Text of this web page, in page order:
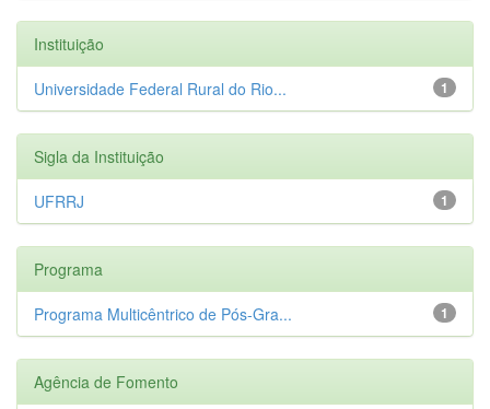
Instituição
1
Universidade Federal Rural do Rio...
Sigla da Instituição
1
UFRRJ
Programa
1
Programa Multicêntrico de Pós-Gra...
Agência de Fomento